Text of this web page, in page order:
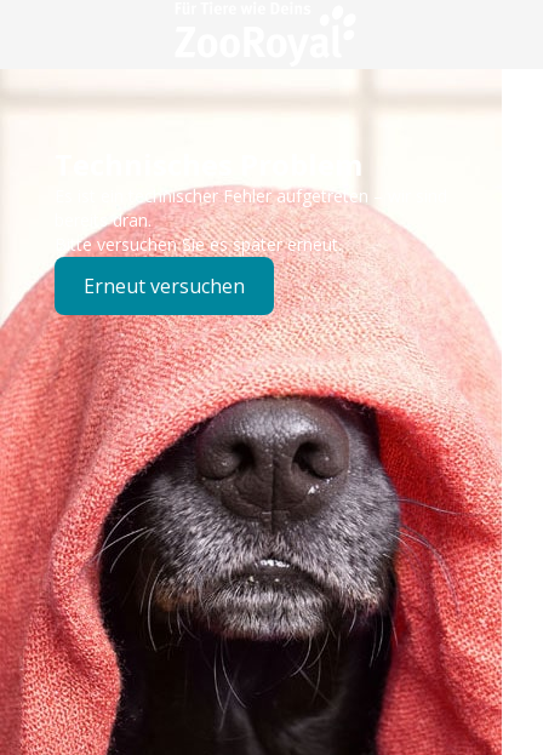
Technisches Problem
Es ist ein technischer Fehler aufgetreten – wir sind
bereits dran.
Bitte versuchen Sie es später erneut.
Erneut versuchen